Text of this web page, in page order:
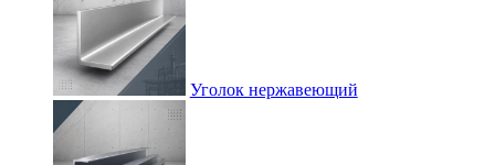
Уголок нержавеющий